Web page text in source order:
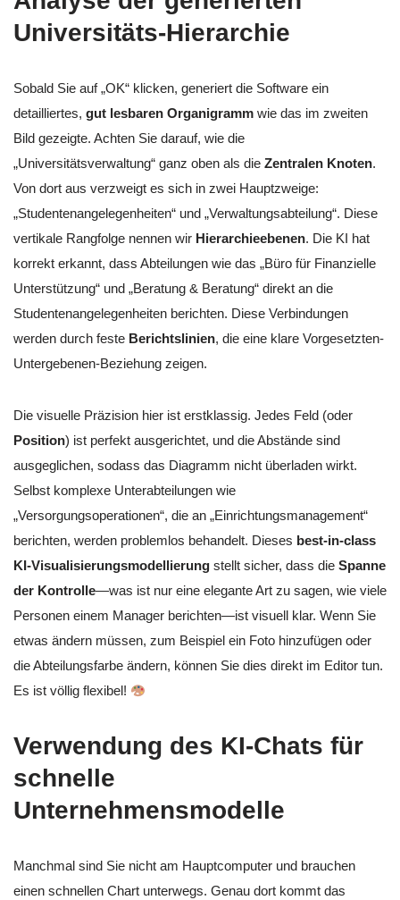
Universitäts-Hierarchie
Sobald Sie auf „OK“ klicken, generiert die Software ein
detailliertes, gut lesbaren Organigramm wie das im zweiten
Bild gezeigte. Achten Sie darauf, wie die
„Universitätsverwaltung“ ganz oben als die Zentralen Knoten.
Von dort aus verzweigt es sich in zwei Hauptzweige:
„Studentenangelegenheiten“ und „Verwaltungsabteilung“. Diese
vertikale Rangfolge nennen wir Hierarchieebenen. Die KI hat
korrekt erkannt, dass Abteilungen wie das „Büro für Finanzielle
Unterstützung“ und „Beratung & Beratung“ direkt an die
Studentenangelegenheiten berichten. Diese Verbindungen
werden durch feste Berichtslinien, die eine klare Vorgesetzten-
Untergebenen-Beziehung zeigen.
Die visuelle Präzision hier ist erstklassig. Jedes Feld (oder
Position) ist perfekt ausgerichtet, und die Abstände sind
ausgeglichen, sodass das Diagramm nicht überladen wirkt.
Selbst komplexe Unterabteilungen wie
„Versorgungsoperationen“, die an „Einrichtungsmanagement“
berichten, werden problemlos behandelt. Dieses best-in-class
KI-Visualisierungsmodellierung stellt sicher, dass die Spanne
der Kontrolle—was ist nur eine elegante Art zu sagen, wie viele
Personen einem Manager berichten—ist visuell klar. Wenn Sie
etwas ändern müssen, zum Beispiel ein Foto hinzufügen oder
die Abteilungsfarbe ändern, können Sie dies direkt im Editor tun.
Es ist völlig flexibel!
Verwendung des KI-Chats für
schnelle
Unternehmensmodelle
Manchmal sind Sie nicht am Hauptcomputer und brauchen
einen schnellen Chart unterwegs. Genau dort kommt das